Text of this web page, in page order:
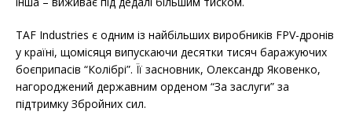
TAF Industries є одним із найбільших виробників FPV-дронів
у країні, щомісяця випускаючи десятки тисяч баражуючих
боєприпасів “Колібрі”. Її засновник, Олександр Яковенко,
нагороджений державним орденом “За заслуги” за
підтримку Збройних сил.